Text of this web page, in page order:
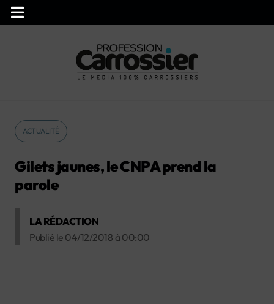
ACTUALITÉ
Gilets jaunes, le CNPA prend la
parole
LA RÉDACTION
Publié le 04/12/2018 à 00:00